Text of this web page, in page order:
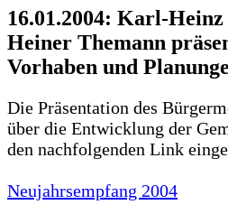
16.01.2004: Karl-
Heiner Themann
Vorhaben und
Die Präsentation des
über die Entwicklung der
den nachfolgenden Link
Neujahrsempfang 2004